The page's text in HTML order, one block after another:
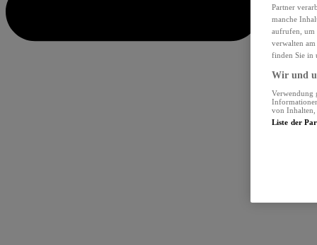
Partner
manche
aufrufen, um
verwalten
finden Sie in
Wir und
Verwendung
von Inhalten,
Liste der